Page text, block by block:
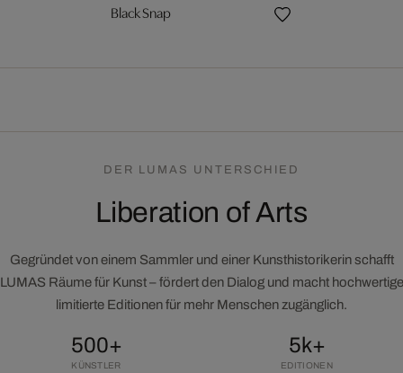
Black Snap
DER LUMAS UNTERSCHIED
Liberation of Arts
Gegründet von einem Sammler und einer Kunsthistorikerin schafft
LUMAS Räume für Kunst – fördert den Dialog und macht hochwertige
limitierte Editionen für mehr Menschen zugänglich.
500+
KÜNSTLER
5k+
EDITIONEN